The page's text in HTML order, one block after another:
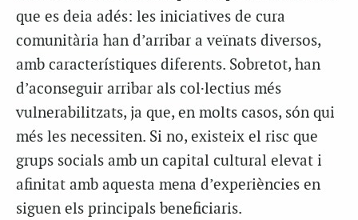
que es deia adés: les iniciatives de cura
comunitària han d’arribar a veïnats diversos,
amb característiques diferents. Sobretot, han
d’aconseguir arribar als col·lectius més
vulnerabilitzats, ja que, en molts casos, són qui
més les necessiten. Si no, existeix el risc que
grups socials amb un capital cultural elevat i
afinitat amb aquesta mena d’experiències en
siguen els principals beneficiaris.